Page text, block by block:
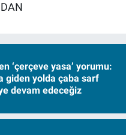
‘çerçeve yasa’ yorumu:
giden yolda çaba sarf
devam edeceğiz